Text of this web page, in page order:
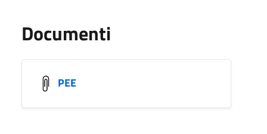
Documenti
PEE